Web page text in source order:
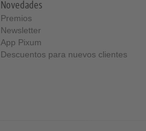
Novedades
Premios
Newsletter
App Pixum
Descuentos para nuevos clientes